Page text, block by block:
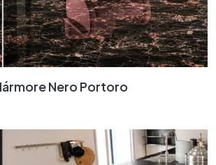
Mármore Nero Portoro